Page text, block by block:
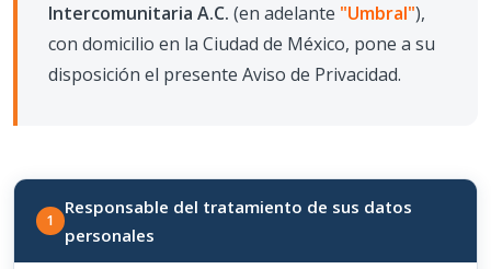
Intercomunitaria A.C. (en adelante "Umbral"),
con domicilio en la Ciudad de México, pone a su
disposición el presente Aviso de Privacidad.
1
Responsable del tratamiento de sus datos
personales